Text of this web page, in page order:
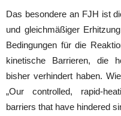
Das besondere an FJH ist
und gleichmäßiger
Bedingungen für die
kinetische Barrieren, die
bisher verhindert haben.
„Our controlled, rapid-
barriers that have hindered